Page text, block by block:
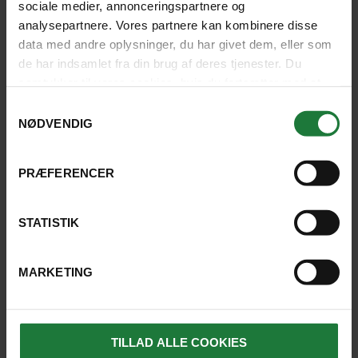
sociale medier, annonceringspartnere og
analysepartnere. Vores partnere kan kombinere disse
data med andre oplysninger, du har givet dem, eller som
de har indsamlet fra din brug af deres tjenester. Du
NØDVENDIG
PRÆFERENCER
STATISTIK
MARKETING
TILLAD ALLE COOKIES
mere end en.
BIRTHE GAMMELGAARD, KGS. LYNGBY
REJSER, HVOR UDFLUGTEN ER